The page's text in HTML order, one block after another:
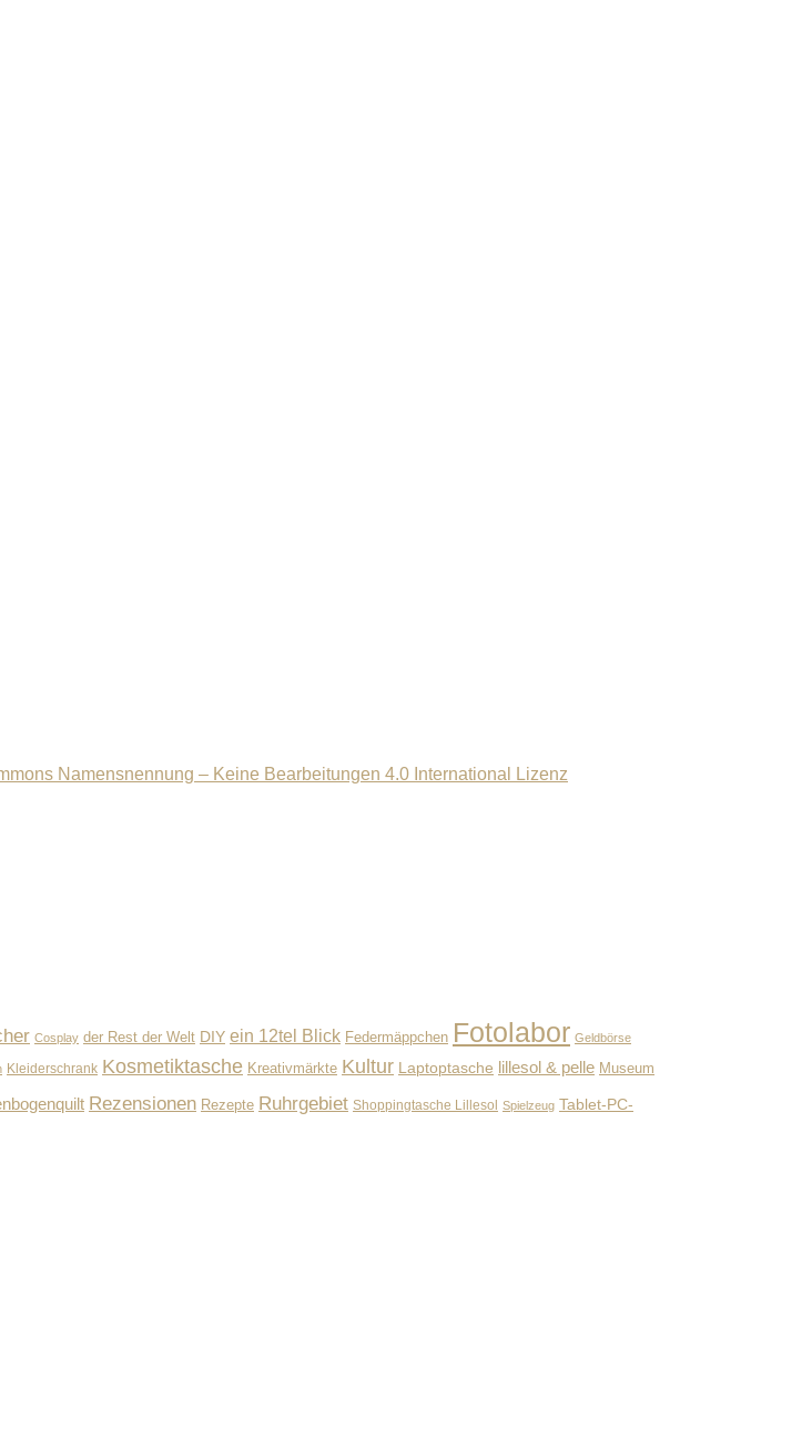
Namensnennung – Keine Bearbeitungen 4.0 International Lizenz
Cosplay der Rest der Welt DIY ein 12tel Blick Federmäppchen Fotolabor Geldbörse
Kleiderschrank Kosmetiktasche Kreativmärkte Kultur Laptoptasche lillesol & pelle Museum
Rezensionen Rezepte Ruhrgebiet Shoppingtasche Lillesol Spielzeug Tablet-PC-